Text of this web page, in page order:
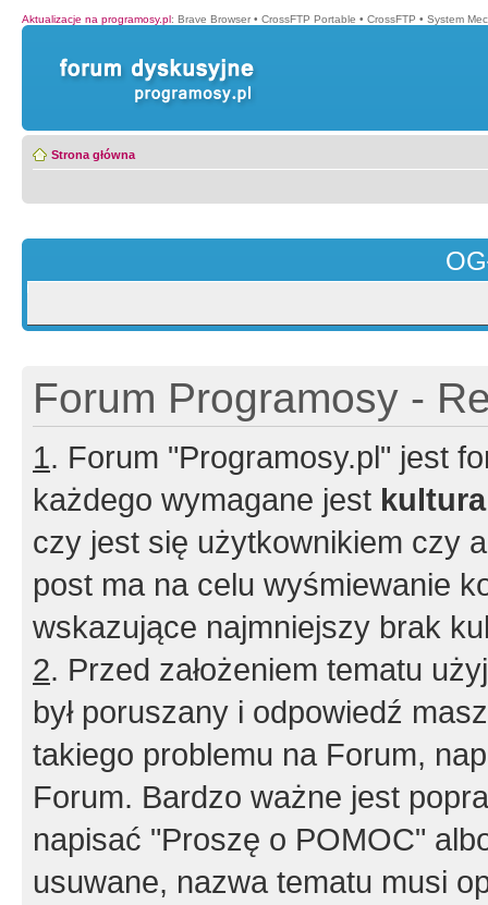
Aktualizacje na programosy.pl: Brave Browser • CrossFTP Portable • CrossFTP • System
Strona główna
Forum Programosy -
1. Forum "Programosy.pl" jest
każdego wymagane jest
czy jest się użytkownikiem czy
post ma na celu wyśmiewanie
wskazujące najmniejszy brak
2. Przed założeniem tematu
był poruszany i odpowiedź
takiego problemu na Forum,
Forum. Bardzo ważne jest
napisać "Proszę o POMOC"
usuwane, nazwa tematu musi